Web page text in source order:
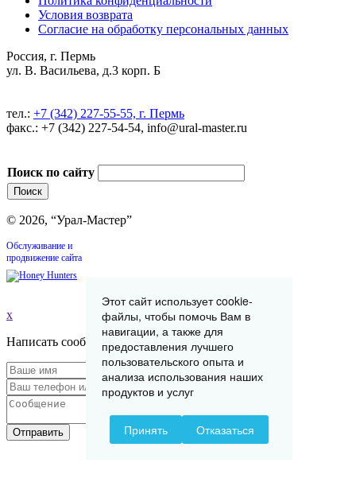
Условия возврата
Согласие на обработку персональных данных
Россия, г. Пермь
ул. В. Васильева, д.3 корп. Б
тел.: +7 (342) 227-55-55, г. Пермь
факс.: +7 (342) 227-54-54, info@ural-master.ru
Поиск по сайту
© 2026, “Урал-Мастер”
Обслуживание и
продвижение сайта
x
Написать сообщение
Отправить
Этот сайт использует cookie-
файлы, чтобы помочь Вам в
навигации, а также для
предоставления лучшего
пользовательского опыта и
анализа использования наших
продуктов и услуг
Принять Отказаться